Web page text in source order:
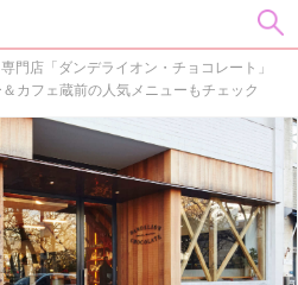
門店「ダンデライオン・チョコレート」
カフェ蔵前の人気メニューもチェック